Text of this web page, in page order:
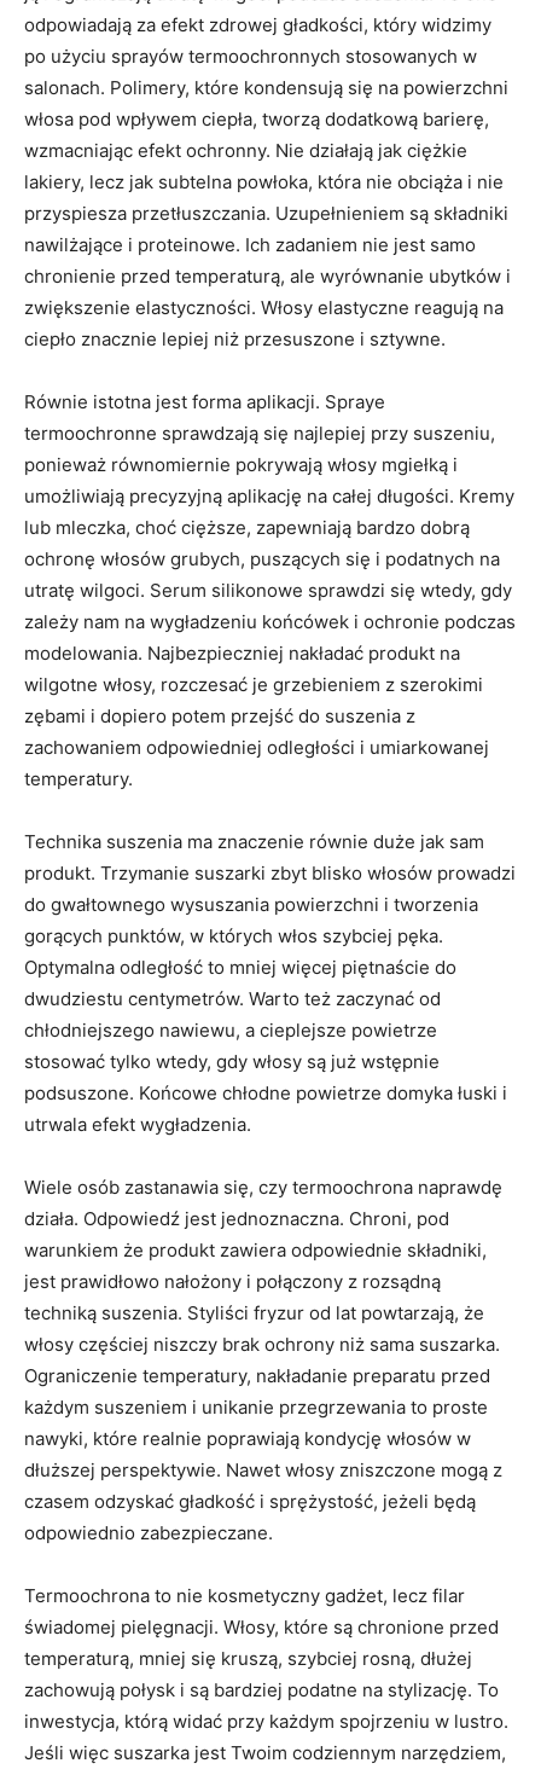
odpowiadają za efekt zdrowej gładkości, który widzimy
po użyciu sprayów termoochronnych stosowanych w
salonach. Polimery, które kondensują się na powierzchni
włosa pod wpływem ciepła, tworzą dodatkową barierę,
wzmacniając efekt ochronny. Nie działają jak ciężkie
lakiery, lecz jak subtelna powłoka, która nie obciąża i nie
przyspiesza przetłuszczania. Uzupełnieniem są składniki
nawilżające i proteinowe. Ich zadaniem nie jest samo
chronienie przed temperaturą, ale wyrównanie ubytków i
zwiększenie elastyczności. Włosy elastyczne reagują na
ciepło znacznie lepiej niż przesuszone i sztywne.
Równie istotna jest forma aplikacji. Spraye
termoochronne sprawdzają się najlepiej przy suszeniu,
ponieważ równomiernie pokrywają włosy mgiełką i
umożliwiają precyzyjną aplikację na całej długości. Kremy
lub mleczka, choć cięższe, zapewniają bardzo dobrą
ochronę włosów grubych, puszących się i podatnych na
utratę wilgoci. Serum silikonowe sprawdzi się wtedy, gdy
zależy nam na wygładzeniu końcówek i ochronie podczas
modelowania. Najbezpieczniej nakładać produkt na
wilgotne włosy, rozczesać je grzebieniem z szerokimi
zębami i dopiero potem przejść do suszenia z
zachowaniem odpowiedniej odległości i umiarkowanej
temperatury.
Technika suszenia ma znaczenie równie duże jak sam
produkt. Trzymanie suszarki zbyt blisko włosów prowadzi
do gwałtownego wysuszania powierzchni i tworzenia
gorących punktów, w których włos szybciej pęka.
Optymalna odległość to mniej więcej piętnaście do
dwudziestu centymetrów. Warto też zaczynać od
chłodniejszego nawiewu, a cieplejsze powietrze
stosować tylko wtedy, gdy włosy są już wstępnie
podsuszone. Końcowe chłodne powietrze domyka łuski i
utrwala efekt wygładzenia.
Wiele osób zastanawia się, czy termoochrona naprawdę
działa. Odpowiedź jest jednoznaczna. Chroni, pod
warunkiem że produkt zawiera odpowiednie składniki,
jest prawidłowo nałożony i połączony z rozsądną
techniką suszenia. Styliści fryzur od lat powtarzają, że
włosy częściej niszczy brak ochrony niż sama suszarka.
Ograniczenie temperatury, nakładanie preparatu przed
każdym suszeniem i unikanie przegrzewania to proste
nawyki, które realnie poprawiają kondycję włosów w
dłuższej perspektywie. Nawet włosy zniszczone mogą z
czasem odzyskać gładkość i sprężystość, jeżeli będą
odpowiednio zabezpieczane.
Termoochrona to nie kosmetyczny gadżet, lecz filar
świadomej pielęgnacji. Włosy, które są chronione przed
temperaturą, mniej się kruszą, szybciej rosną, dłużej
zachowują połysk i są bardziej podatne na stylizację. To
inwestycja, którą widać przy każdym spojrzeniu w lustro.
Jeśli więc suszarka jest Twoim codziennym narzędziem,